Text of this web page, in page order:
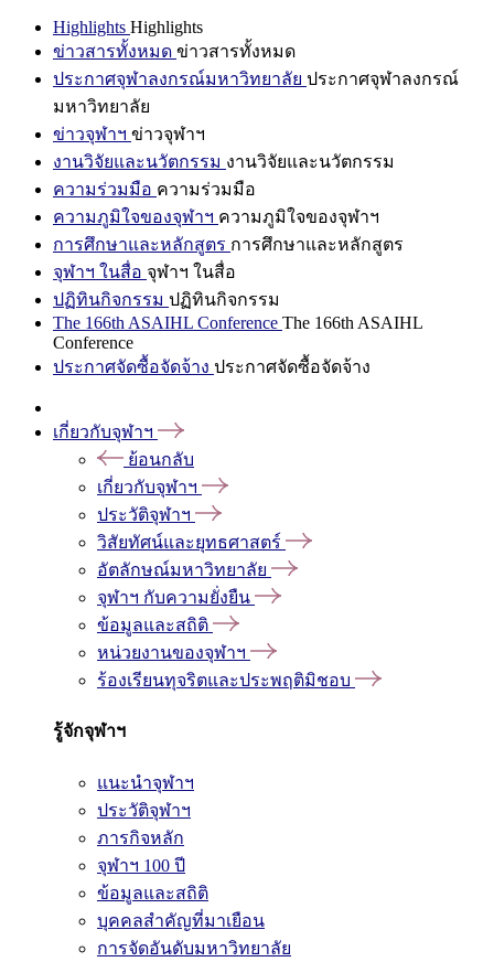
Highlights Highlights
ข่าวสารทั้งหมด ข่าวสารทั้งหมด
ประกาศจุฬาลงกรณ์มหาวิทยาลัย ประกาศจุฬาลงกรณ์
มหาวิทยาลัย
ข่าวจุฬาฯ ข่าวจุฬาฯ
งานวิจัยและนวัตกรรม งานวิจัยและนวัตกรรม
ความร่วมมือ ความร่วมมือ
ความภูมิใจของจุฬาฯ ความภูมิใจของจุฬาฯ
การศึกษาและหลักสูตร การศึกษาและหลักสูตร
จุฬาฯ ในสื่อ จุฬาฯ ในสื่อ
ปฏิทินกิจกรรม ปฏิทินกิจกรรม
The 166th ASAIHL Conference The 166th ASAIHL
Conference
ประกาศจัดซื้อจัดจ้าง ประกาศจัดซื้อจัดจ้าง
เกี่ยวกับจุฬาฯ
ย้อนกลับ
เกี่ยวกับจุฬาฯ
ประวัติจุฬาฯ
วิสัยทัศน์และยุทธศาสตร์
อัตลักษณ์มหาวิทยาลัย
จุฬาฯ กับความยั่งยืน
ข้อมูลและสถิติ
หน่วยงานของจุฬาฯ
ร้องเรียนทุจริตและประพฤติมิชอบ
รู้จักจุฬาฯ
แนะนำจุฬาฯ
ประวัติจุฬาฯ
ภารกิจหลัก
จุฬาฯ 100 ปี
ข้อมูลและสถิติ
บุคคลสำคัญที่มาเยือน
การจัดอันดับมหาวิทยาลัย